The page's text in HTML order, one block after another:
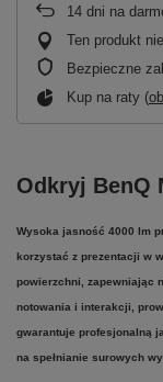
14 dni na
Ten produkt
Bezpieczne
Kup na raty (
Odkryj BenQ
Wysoka jasność 4000 lm
korzystać z prezentacji w
powierzchni, zapewniając
notowania i interakcji,
gwarantuje profesjonalną
na spełnianie surowych